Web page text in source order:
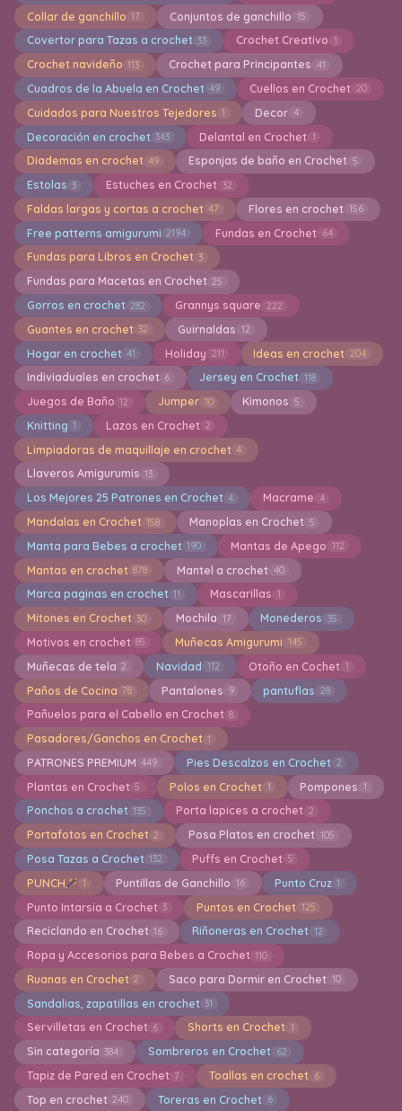
Collar de ganchillo 17 Conjuntos de ganchillo 15
Covertor para Tazas a crochet 33 Crochet Creativo 1
Crochet navideño 113 Crochet para Principantes 41
Cuadros de la Abuela en Crochet 49 Cuellos en Crochet 20
Cuidados para Nuestros Tejedores 1 Decor 4
Decoración en crochet 343 Delantal en Crochet 1
Diademas en crochet 49 Esponjas de baño en Crochet 5
Estolas 3 Estuches en Crochet 32
Faldas largas y cortas a crochet 47 Flores en crochet 156
Free patterns amigurumi 2194 Fundas en Crochet 64
Fundas para Libros en Crochet 3
Fundas para Macetas en Crochet 25
Gorros en crochet 282 Grannys square 222
Guantes en crochet 32 Guirnaldas 12
Hogar en crochet 41 Holiday 211 Ideas en crochet 204
Indiviaduales en crochet 6 Jersey en Crochet 118
Juegos de Baño 12 Jumper 10 Kimonos 5
Knitting 1 Lazos en Crochet 2
Limpiadoras de maquillaje en crochet 4
Llaveros Amigurumis 13
Los Mejores 25 Patrones en Crochet 4 Macrame 4
Mandalas en Crochet 158 Manoplas en Crochet 5
Manta para Bebes a crochet 190 Mantas de Apego 112
Mantas en crochet 878 Mantel a crochet 40
Marca paginas en crochet 11 Mascarillas 1
Mitones en Crochet 30 Mochila 17 Monederos 35
Motivos en crochet 85 Muñecas Amigurumi 145
Muñecas de tela 2 Navidad 112 Otoño en Cochet 1
Paños de Cocina 78 Pantalones 9 pantuflas 28
Pañuelos para el Cabello en Crochet 8
Pasadores/Ganchos en Crochet 1
PATRONES PREMIUM 449 Pies Descalzos en Crochet 2
Plantas en Crochet 5 Polos en Crochet 1 Pompones 1
Ponchos a crochet 135 Porta lapices a crochet 2
Portafotos en Crochet 2 Posa Platos en crochet 105
Posa Tazas a Crochet 132 Puffs en Crochet 5
PUNCH 1 Puntillas de Ganchillo 16 Punto Cruz 1
Punto Intarsia a Crochet 3 Puntos en Crochet 125
Reciclando en Crochet 16 Riñoneras en Crochet 12
Ropa y Accesorios para Bebes a Crochet 110
Ruanas en Crochet 2 Saco para Dormir en Crochet 10
Sandalias, zapatillas en crochet 31
Servilletas en Crochet 6 Shorts en Crochet 1
Sin categoría 384 Sombreros en Crochet 62
Tapiz de Pared en Crochet 7 Toallas en crochet 6
Top en crochet 240 Toreras en Crochet 6